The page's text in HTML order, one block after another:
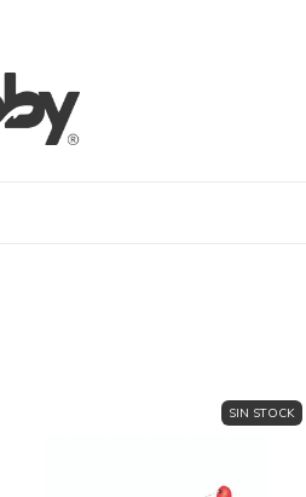
SIN STOCK